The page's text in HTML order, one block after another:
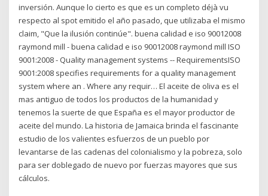
inversión. Aunque lo cierto es que es un completo déjà vu
respecto al spot emitido el año pasado, que utilizaba el mismo
claim, "Que la ilusión continúe". buena calidad e iso 90012008
raymond mill - buena calidad e iso 90012008 raymond mill ISO
9001:2008 - Quality management systems -- RequirementsISO
9001:2008 specifies requirements for a quality management
system where an . Where any requir… El aceite de oliva es el
mas antiguo de todos los productos de la humanidad y
tenemos la suerte de que España es el mayor productor de
aceite del mundo. La historia de Jamaica brinda el fascinante
estudio de los valientes esfuerzos de un pueblo por
levantarse de las cadenas del colonialismo y la pobreza, solo
para ser doblegado de nuevo por fuerzas mayores que sus
cálculos.